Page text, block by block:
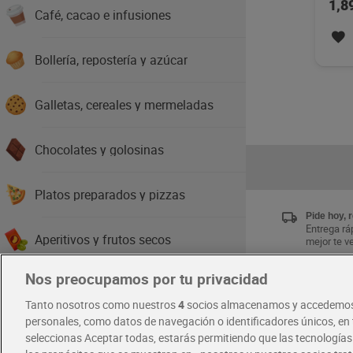
Café, cacao e infusiones
Bollería, repostería y azúcar
Galletas, cereales y mermeladas
Chocolates y golosinas
Platos preparados y pizzas
Aperitivos y frutos secos
Agua y refrescos
Zumos y smoothies
Pide hoy,
Entrega
mejor te
Disfruta
Nos preocupamos por tu privacidad
Tanto nosotros como nuestros4socios almacenamos y
personales, como datos de navegación o identificadores únicos,
seleccionas Aceptar todas, estarás permitiendo que las